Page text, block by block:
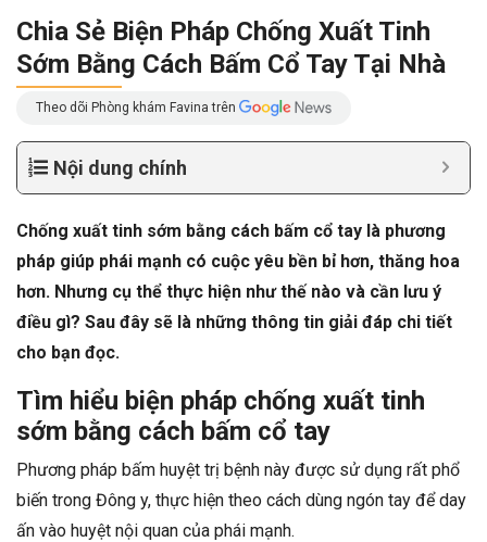
Chia Sẻ Biện Pháp Chống Xuất Tinh
Sớm Bằng Cách Bấm Cổ Tay Tại Nhà
Theo dõi Phòng khám Favina trên
Nội dung chính
Chống xuất tinh sớm bằng cách bấm cổ tay là phương
pháp giúp phái mạnh có cuộc yêu bền bỉ hơn, thăng hoa
hơn. Nhưng cụ thể thực hiện như thế nào và cần lưu ý
điều gì? Sau đây sẽ là những thông tin giải đáp chi tiết
cho bạn đọc.
Tìm hiểu biện pháp chống xuất tinh
sớm bằng cách bấm cổ tay
Phương pháp bấm huyệt trị bệnh này được sử dụng rất phổ
biến trong Đông y, thực hiện theo cách dùng ngón tay để day
ấn vào huyệt nội quan của phái mạnh.